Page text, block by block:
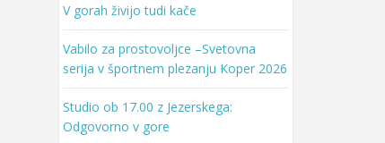
V gorah živijo tudi kače
Vabilo za prostovoljce –Svetovna
serija v športnem plezanju Koper 2026
Studio ob 17.00 z Jezerskega:
Odgovorno v gore